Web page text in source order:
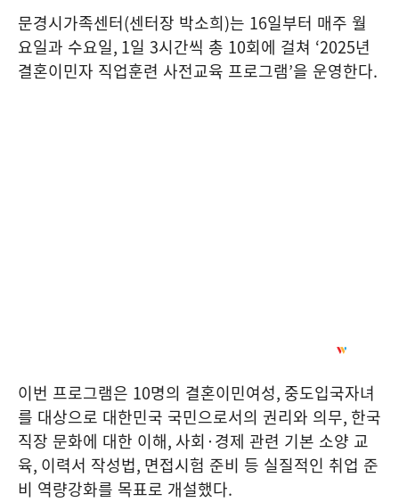
문경시가족센터(센터장 박소희)는 16일부터 매주 월
요일과 수요일, 1일 3시간씩 총 10회에 걸쳐 ‘2025년
결혼이민자 직업훈련 사전교육 프로그램’을 운영한다.
이번 프로그램은 10명의 결혼이민여성, 중도입국자녀
를 대상으로 대한민국 국민으로서의 권리와 의무, 한국
직장 문화에 대한 이해, 사회·경제 관련 기본 소양 교
육, 이력서 작성법, 면접시험 준비 등 실질적인 취업 준
비 역량강화를 목표로 개설했다.